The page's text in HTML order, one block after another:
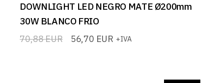
DOWNLIGHT LED NEGRO MATE Ø200mm
30W BLANCO FRIO
70,88EUR
El 56,70 EUR
El +IVA